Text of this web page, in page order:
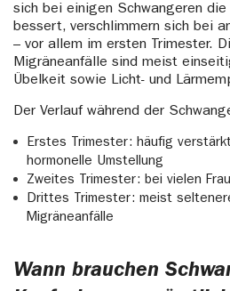
sich bei einigen Schwangeren
bessert, verschlimmern sich bei
– vor allem im ersten Trimester.
Migräneanfälle sind meist
Übelkeit sowie Licht- und
Der Verlauf während der
Erstes Trimester: häufig
hormonelle Umstellung
Zweites Trimester: bei vielen
Drittes Trimester: meist
Migräneanfälle
Wann brauchen